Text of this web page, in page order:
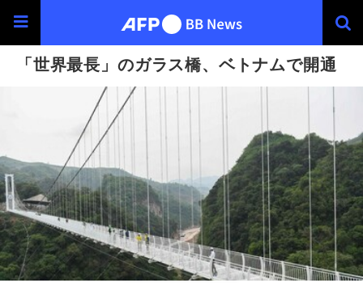
「世界最長」のガラス橋、ベトナムで開通